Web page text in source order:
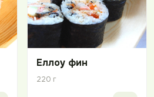
Еллоу фин
220 г